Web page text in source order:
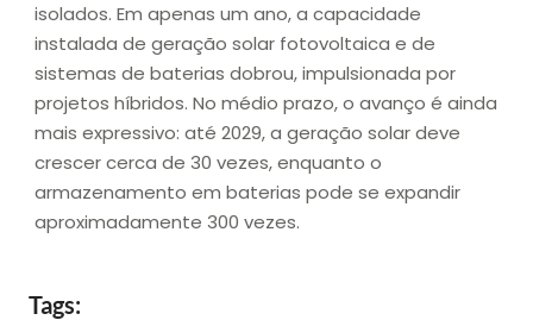
isolados. Em apenas um ano, a capacidade
instalada de geração solar fotovoltaica e de
sistemas de baterias dobrou, impulsionada por
projetos híbridos. No médio prazo, o avanço é ainda
mais expressivo: até 2029, a geração solar deve
crescer cerca de 30 vezes, enquanto o
armazenamento em baterias pode se expandir
aproximadamente 300 vezes.
Tags: